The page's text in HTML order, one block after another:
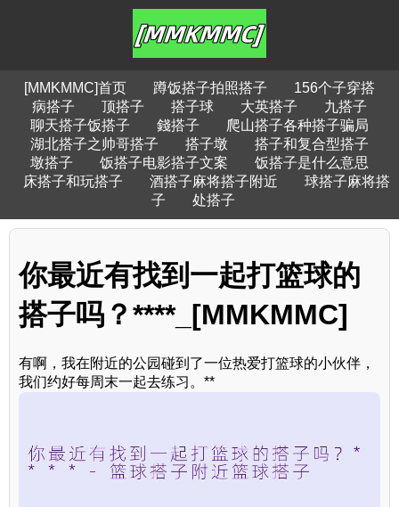
[MMKMMC]首页 蹲饭搭子拍照搭子
156个子穿搭
病搭子
顶搭子 搭子球 大英搭子
九搭子
聊天搭子饭搭子
錢搭子
爬山搭子各种搭子骗局
湖北搭子之帅哥搭子
搭子墩
搭子和复合型搭子
墩搭子
饭搭子电影搭子文案
饭搭子是什么意思
床搭子和玩搭子
酒搭子麻将搭子附近
球搭子麻将搭
子
处搭子
你最近有找到一起打篮球的
搭子吗？****_[MMKMMC]
有啊，我在附近的公园碰到了一位热爱打篮球的小伙伴，
我们约好每周末一起去练习。**